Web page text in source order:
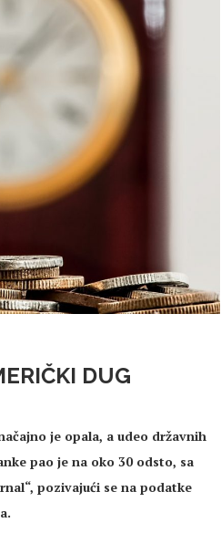
DUG
je opala, a udeo državnih
pao je na oko 30 odsto, sa
pozivajući se na podatke